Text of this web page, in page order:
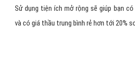
Sử dụng tiện ích mở rộng sẽ giúp bạn
và có giá thầu trung bình rẻ hơn tới 20%